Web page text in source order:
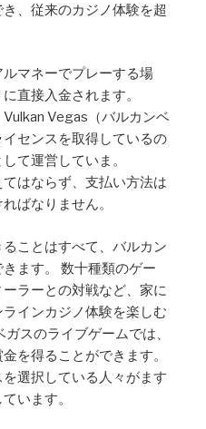
、従来のカジノ体験を超
マネーでプレーする場
直接入金されます。
Vegas（バルカンベ
センスを取得しているの
て運営していま。
はならず、支払い方法は
ばなりません。
ことはすべて、バルカン
ます。 数十種類のゲー
ラーとの対戦など、家に
インカジノ体験を楽しむ
スのライブゲームでは、
を得ることができます。
選択している人々がます
います。